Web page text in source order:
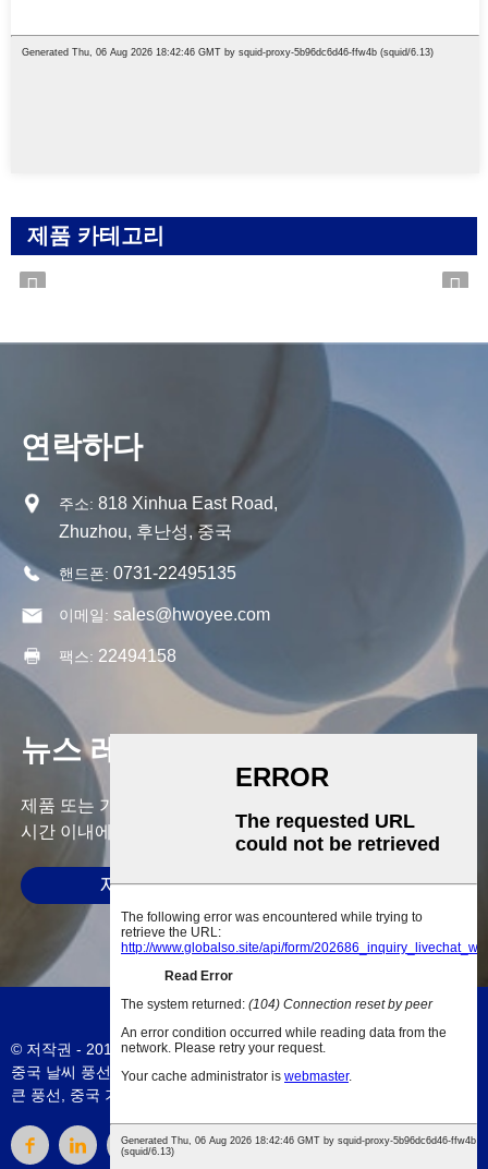
제품 카테고리
연락하다
주소: 818 Xinhua East Road,
Zhuzhou, 후난성, 중국
핸드폰: 0731-22495135
이메일: sales@hwoyee.com
팩스: 22494158
뉴스 레터
제품 또는 가격표에 대한 문의는 이메일을 남겨주시면 24
시간 이내에 연락드리겠습니다.
제출하다
© 저작권 - 2010-2023: 판권 소유. 사이트맵-AMP 모바일
중국 날씨 풍선
Aerostar 날씨 풍선,600g 날씨 풍선
큰 풍선
중국 기상 풍선